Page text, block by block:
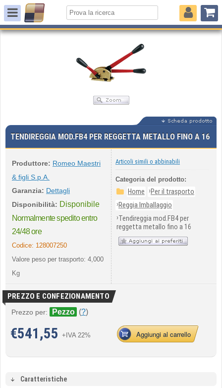
TENDIREGGIA MOD.FB4 PER REGGETTA METALLO FINO A 16
Produttore: Romeo Maestri
& figli S.p.A.
Garanzia: Dettagli
Disponibilità: Disponibile
Normalmente spedito entro
24/48 ore
Codice: 128007250
Valore peso per trasporto: 4,000
Kg
Articoli simili o abbinabili
Categoria del prodotto:
Home ›Per il trasporto
›Reggia Imballaggio
›Tendireggia mod.FB4 per
reggetta metallo fino a 16
PREZZO E CONFEZIONAMENTO
Prezzo per: Pezzo (?)
€541,55 +IVA 22% Aggiungi al carrello
Caratteristiche